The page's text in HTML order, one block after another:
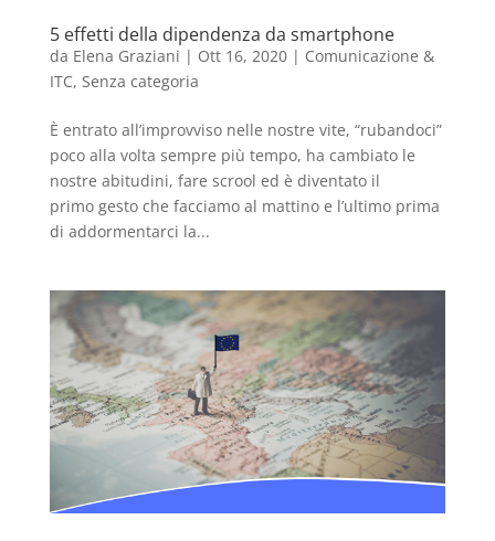
5 effetti della dipendenza da smartphone
da Elena Graziani | Ott 16, 2020| Comunicazione &
ITC, Senza categoria
È entrato all’improvviso nelle nostre vite, “rubandoci”
poco alla volta sempre più tempo, ha cambiato le
nostre abitudini, fare scrool ed è diventato il
primo gesto che facciamo al mattino e l’ultimo prima
di addormentarci la...